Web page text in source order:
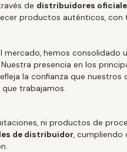
de distribuidores
productos auténticos, con
mercado, hemos consolidado
presencia en los
la confianza que nuestros
trabajamos.
ni productos de
de distribuidor, cumpliendo